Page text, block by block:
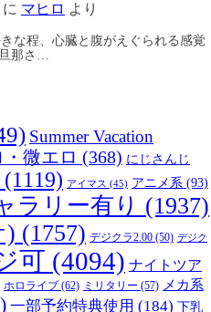
に マヒロ より
な程、心臓と腹がえぐられる感覚
那さ…
Summer Vacation
微エロ (368) にじさんじ
(1119) アイマス (45) アニメ系 (93)
ラリー有り (1937)
) (1757) デジクラ2.00 (50) デジク
可 (4094) ナイトツア
ホロライブ (62) ミリタリー (57) メカ系
一部予約特典使用 (184) 下乳